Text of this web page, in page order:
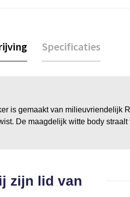
Specificaties
is gemaakt van milieuvriendelijk
De maagdelijk witte body
zijn lid van